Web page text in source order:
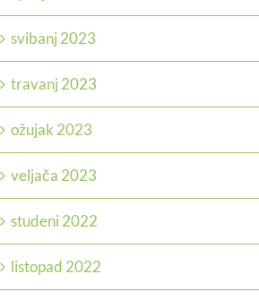
svibanj 2023
travanj 2023
ožujak 2023
veljača 2023
studeni 2022
listopad 2022